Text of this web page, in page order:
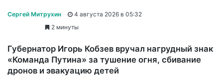
Сергей Митрухин
4 августа 2026 в 05:32
2 минуты
Губернатор Игорь Кобзев вручал нагрудный знак
«Команда Путина» за тушение огня, сбивание
дронов и эвакуацию детей